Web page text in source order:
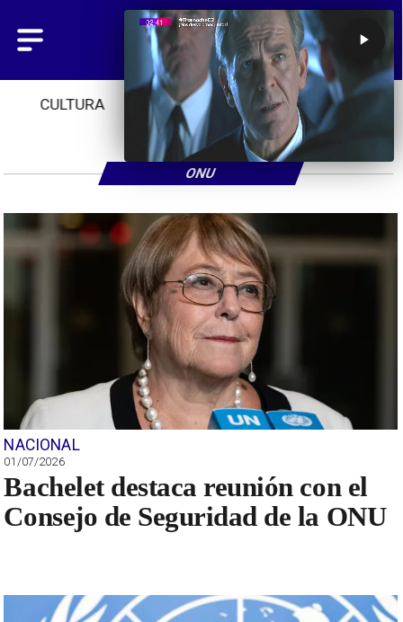
CULTURA TENDENCIAS INICIO
NACIONAL
01/07/2026
Bachelet destaca reunión con el
Consejo de Seguridad de la ONU
ONU